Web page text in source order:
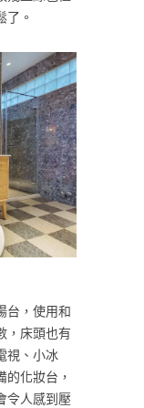
了。
台，使用和
，床頭也有
視、小冰
的化妝台，
令人感到壓